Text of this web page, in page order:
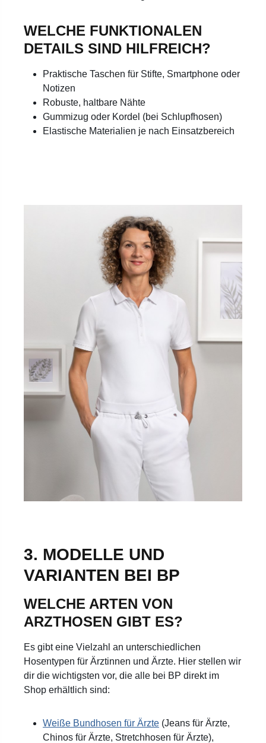
WELCHE FUNKTIONALEN
DETAILS SIND HILFREICH?
Praktische Taschen für Stifte, Smartphone oder
Notizen
Robuste, haltbare Nähte
Gummizug oder Kordel (bei Schlupfhosen)
Elastische Materialien je nach Einsatzbereich
3. MODELLE UND
VARIANTEN BEI BP
WELCHE ARTEN VON
ARZTHOSEN GIBT ES?
Es gibt eine Vielzahl an unterschiedlichen
Hosentypen für Ärztinnen und Ärzte. Hier stellen wir
dir die wichtigsten vor, die alle bei BP direkt im
Shop erhältlich sind:
Weiße Bundhosen für Ärzte (Jeans für Ärzte,
Chinos für Ärzte, Stretchhosen für Ärzte),